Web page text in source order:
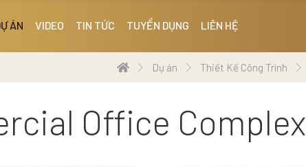
ÁN VIDEO TIN TỨC TUYỂN DỤNG LIÊN HỆ
Dự án Thiết Kế Công Trình
Office Complex